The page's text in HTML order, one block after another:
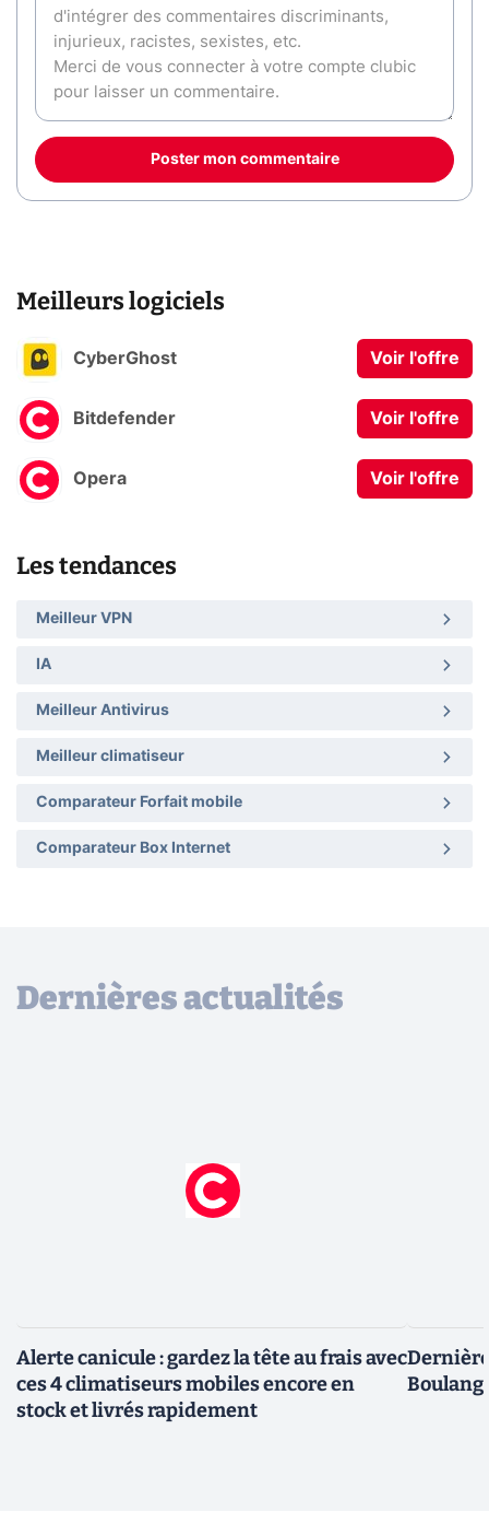
Poster mon commentaire
Meilleurs logiciels
CyberGhost Voir l'offre
Bitdefender Voir l'offre
Opera Voir l'offre
Les tendances
Meilleur VPN
IA
Meilleur Antivirus
Meilleur climatiseur
Comparateur Forfait mobile
Comparateur Box Internet
Dernières actualités
Alerte canicule : gardez la tête au frais avec
ces 4 climatiseurs mobiles encore en
stock et livrés rapidement